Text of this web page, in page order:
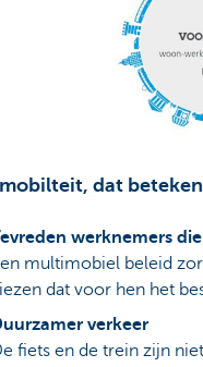
dat
werknemers
multimobiel beleid
dat voor hen het
verkeer
fiets en de trein zijn